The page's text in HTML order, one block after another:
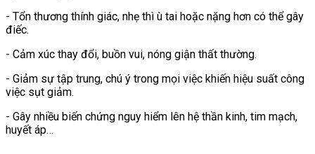
- Tổn thương thính giác, nhẹ thì ù tai hoặc nặng hơn có thể gây
điếc.
- Cảm xúc thay đổi, buồn vui, nóng giận thất thường.
- Giảm sự tập trung, chú ý trong mọi việc khiến hiệu suất công
việc sụt giảm.
- Gây nhiều biến chứng nguy hiểm lên hệ thần kinh, tim mạch,
huyết áp…